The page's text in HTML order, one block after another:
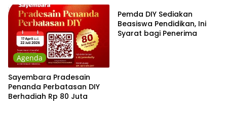
Agenda
Sayembara Pradesain
Penanda Perbatasan DIY
Berhadiah Rp 80 Juta
Pemda DIY Sediakan
Beasiswa Pendidikan, Ini
Syarat bagi Penerima